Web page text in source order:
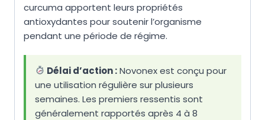
curcuma apportent leurs propriétés
antioxydantes pour soutenir l’organisme
pendant une période de régime.
Délai d’action :Novonex est conçu pour
une utilisation régulière sur plusieurs
semaines. Les premiers ressentis sont
généralement rapportés après 4 à 8